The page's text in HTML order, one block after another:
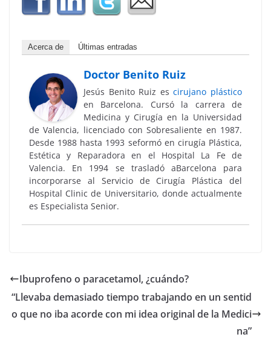
Acerca de Últimas entradas
Doctor Benito Ruiz
Jesús Benito Ruiz escirujano plástico
en Barcelona. Cursó la carrera de
Medicina y Cirugía en la Universidad
de Valencia, licenciado con Sobresaliente en 1987.
Desde 1988 hasta 1993 seformó en cirugía Plástica,
Estética y Reparadora en el Hospital La Fe de
Valencia. En 1994 se trasladó aBarcelona para
incorporarse al Servicio de Cirugía Plástica del
Hospital Clinic de Universitario, donde actualmente
es Especialista Senior.
Ibuprofeno o paracetamol, ¿cuándo?
“Llevaba demasiado tiempo trabajando en un sentid
o que no iba acorde con mi idea original de la Medici
na”